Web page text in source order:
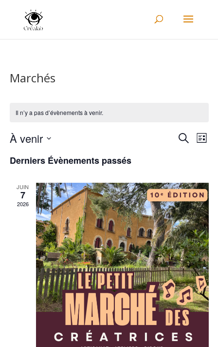
Marchés
Il n’y a pas d’évènements à venir.
vues
Recherche
de
Liste
À venir
une
Derniers Évènements passés
JUIN
7
2026